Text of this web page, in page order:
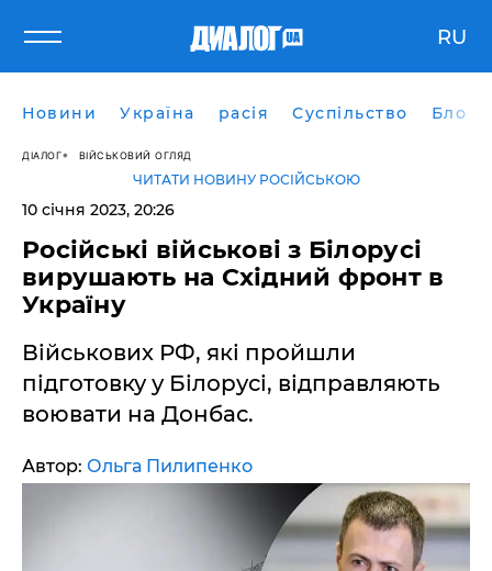
RU
Новини Україна расія Суспільство Блоги
ДІАЛОГ ВІЙСЬКОВИЙ ОГЛЯД
ЧИТАТИ НОВИНУ РОСІЙСЬКОЮ
10 січня 2023, 20:26
Російські військові з Білорусі
вирушають на Східний фронт в
Україну
Військових РФ, які пройшли
підготовку у Білорусі, відправляють
воювати на Донбас.
Автор: Ольга Пилипенко